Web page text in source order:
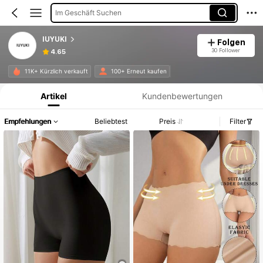
Im Geschäft Suchen
IUYUKI
4.65
Folgen
30 Follower
11K+ Kürzlich verkauft 100+ Erneut kaufen
Produktinformation: Preisangabe, Verkaufs- und Lagerbestandsdetails.
Artikel Kundenbewertungen
Empfehlungen Beliebtest Preis Filter